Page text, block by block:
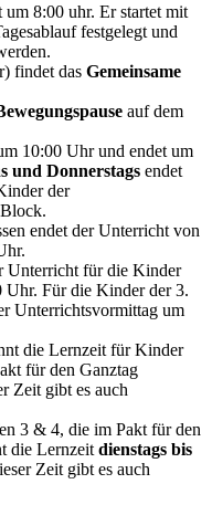
um 8:00 uhr. Er startet mit
festgelegt und
findet das Gemeinsame
auf dem
10:00 Uhr und endet um
und Donnerstags endet
der
endet der Unterricht von
Unterricht für die Kinder
Uhr. Für die Kinder der 3.
Unterrichtsvormittag um
die Lernzeit für Kinder
für den Ganztag
Zeit gibt es auch
3 & 4, die im Pakt für den
die Lernzeit dienstags bis
Zeit gibt es auch